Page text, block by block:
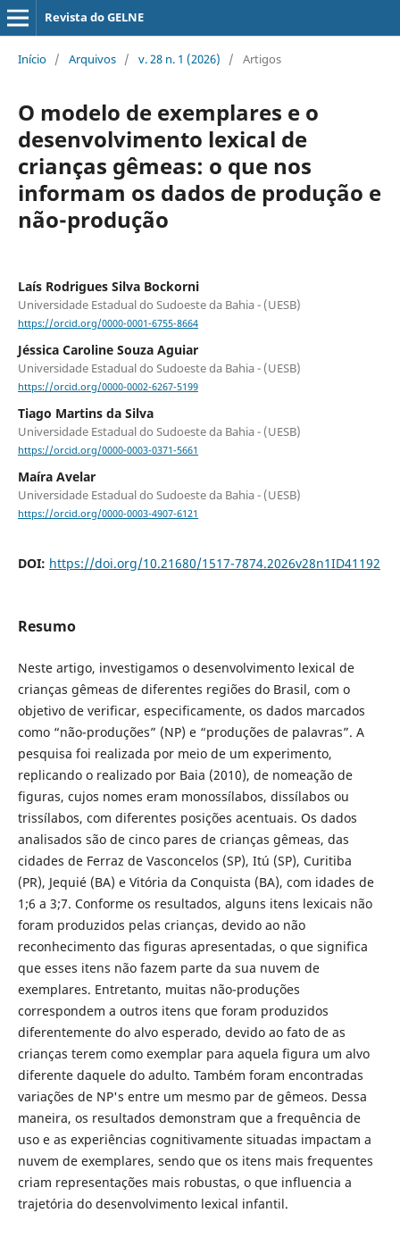
Revista do GELNE
Início / Arquivos / v. 28 n. 1 (2026) / Artigos
O modelo de exemplares e o
desenvolvimento lexical de
crianças gêmeas: o que nos
informam os dados de produção e
não-produção
Laís Rodrigues Silva Bockorni
Universidade Estadual do Sudoeste da Bahia - (UESB)
https://orcid.org/0000-0001-6755-8664
Jéssica Caroline Souza Aguiar
Universidade Estadual do Sudoeste da Bahia - (UESB)
https://orcid.org/0000-0002-6267-5199
Tiago Martins da Silva
Universidade Estadual do Sudoeste da Bahia - (UESB)
https://orcid.org/0000-0003-0371-5661
Maíra Avelar
Universidade Estadual do Sudoeste da Bahia - (UESB)
https://orcid.org/0000-0003-4907-6121
DOI: https://doi.org/10.21680/1517-7874.2026v28n1ID41192
Resumo
Neste artigo, investigamos o desenvolvimento lexical de
crianças gêmeas de diferentes regiões do Brasil, com o
objetivo de verificar, especificamente, os dados marcados
como “não-produções” (NP) e “produções de palavras”. A
pesquisa foi realizada por meio de um experimento,
replicando o realizado por Baia (2010), de nomeação de
figuras, cujos nomes eram monossílabos, dissílabos ou
trissílabos, com diferentes posições acentuais. Os dados
analisados são de cinco pares de crianças gêmeas, das
cidades de Ferraz de Vasconcelos (SP), Itú (SP), Curitiba
(PR), Jequié (BA) e Vitória da Conquista (BA), com idades de
1;6 a 3;7. Conforme os resultados, alguns itens lexicais não
foram produzidos pelas crianças, devido ao não
reconhecimento das figuras apresentadas, o que significa
que esses itens não fazem parte da sua nuvem de
exemplares. Entretanto, muitas não-produções
correspondem a outros itens que foram produzidos
diferentemente do alvo esperado, devido ao fato de as
crianças terem como exemplar para aquela figura um alvo
diferente daquele do adulto. Também foram encontradas
variações de NP's entre um mesmo par de gêmeos. Dessa
maneira, os resultados demonstram que a frequência de
uso e as experiências cognitivamente situadas impactam a
nuvem de exemplares, sendo que os itens mais frequentes
criam representações mais robustas, o que influencia a
trajetória do desenvolvimento lexical infantil.